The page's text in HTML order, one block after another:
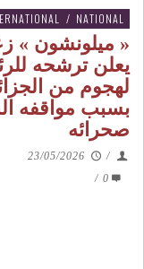
/ NATIONAL
« ميلونشون »
يعلن ترشحه
لهجوم من
بسبب مواقفه
صحرائه
/
23/05/2026
0
/